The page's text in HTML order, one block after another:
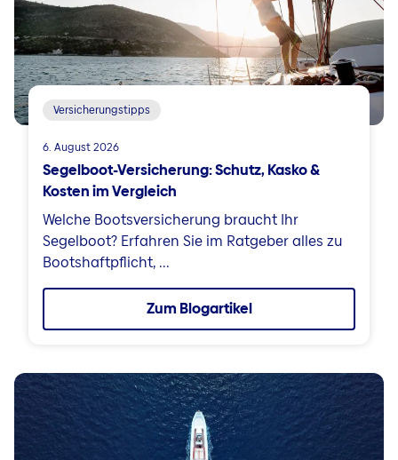
Versicherungstipps
6. August 2026
Segelboot-Versicherung: Schutz, Kasko &
Kosten im Vergleich
Welche Bootsversicherung braucht Ihr
Segelboot? Erfahren Sie im Ratgeber alles zu
Bootshaftpflicht, ...
Zum Blogartikel